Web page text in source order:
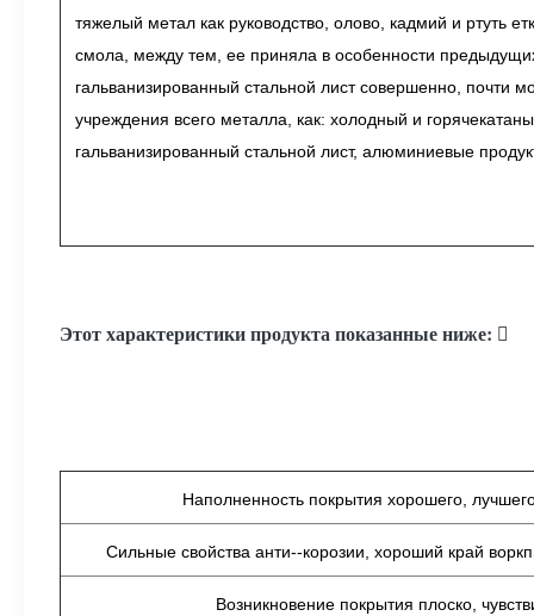
тяжелый метал как руководство, олово, кадмий и ртуть
смола, между тем, ее приняла в особенности
гальванизированный стальной лист совершенно, почти
учреждения всего металла, как: холодный и
гальванизированный стальной лист, алюминиевые
Этот характеристики продукта показанные ниже: 
Наполненность покрытия хорошего,
Сильные свойства анти--корозии, хороший край
Возникновение покрытия плоско,